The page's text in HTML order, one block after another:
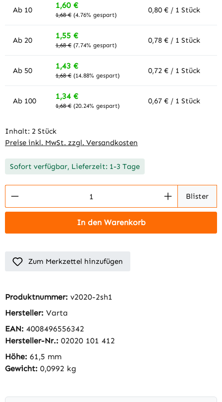
Ab 10 1,60 €
1,68 € (4.76% gespart)
0,80 € / 1 Stück
Ab 20 1,55 €
1,68 € (7.74% gespart)
0,78 € / 1 Stück
Ab 50 1,43 €
1,68 € (14.88% gespart)
0,72 € / 1 Stück
Ab 100 1,34 €
1,68 € (20.24% gespart)
0,67 € / 1 Stück
Inhalt: 2 Stück
Preise inkl. MwSt. zzgl. Versandkosten
Sofort verfügbar, Lieferzeit: 1-3 Tage
Produkt Anzahl: Gib den gewünschten
Blister
In den Warenkorb
Zum Merkzettel hinzufügen
Produktnummer: v2020-2sh1
Hersteller: Varta
EAN: 4008496556342
Hersteller-Nr.: 02020 101 412
Höhe: 61,5 mm
Gewicht: 0,0992 kg